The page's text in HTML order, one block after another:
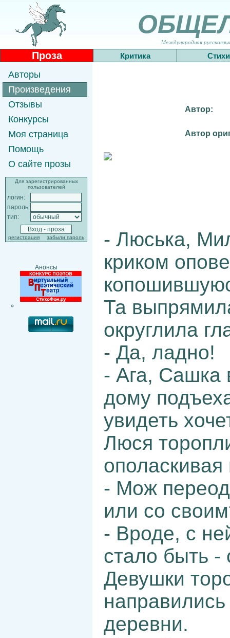
Международная
Проза Критика Стихи
Авторы
Произведения
Отзывы
Конкурсы
Моя страница
Помощь
О сайте прозы
Для зарегистрированных
пользователей
логин:
пароль:
тип:
регистрация забыли пароль
Анонсы
Автор:
Автор
- Люська,
криком
Та
округлила
- Да, ладно!
- Ага, Сашка
дому
увидеть
Люся
ополаскивая
- Мож
или со
- Вроде, с
стало быть -
Девушки
деревни.